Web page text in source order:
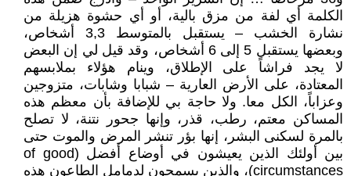
الكلمة أي لفة من مزق بالية، أو أي حشوة هزيلة من
نشارة الخشب – يستقبل بالمتوسط 3,3 أشخاص،
وبعضها يستقبل 5 إلى 6 أشخاص، وقد قيل لي إن البعض
لا يجد فراشاً على الإطلاق، وينام هؤلاء بملابسهم
المعتادة، على الأرض العارية – شبابا وشابات، متزوجين
وعزاباً، الكل معا. ولا حاجة بي للإضافة بأن معظم هذه
المساكن معتم، رطب، قذر، وإنها جحور نتنة، لا تصلح
بالمرة لسكنى البشر، إنها بؤر تنشر المرض والموت حتى
بين أولئك الذين يعيشون في أوضاع أفضل (of good
circumstances)، والذين يسمحون لدمامل الطاعون هذه